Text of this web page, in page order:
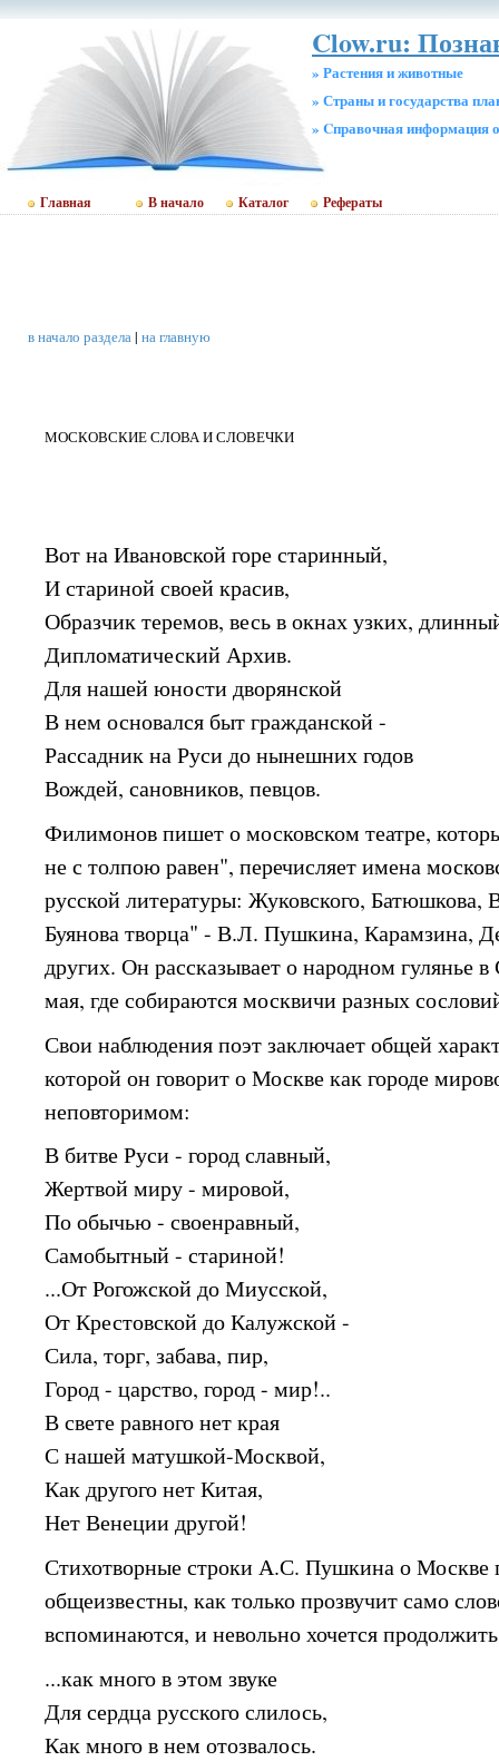
Clow.ru:
» Растения и животные
» Страны и государства
» Cправочная информация
Главная В начало Каталог Рефераты
в начало раздела| на главную
МОСКОВСКИЕ СЛОВА И СЛОВЕЧКИ
Вот на Ивановской горе старинный,
И стариной своей красив,
Образчик теремов, весь в окнах узких,
Дипломатический Архив.
Для нашей юности дворянской
В нем основался быт гражданской -
Рассадник на Руси до нынешних годов
Вождей, сановников, певцов.
Филимонов пишет о московском театре,
не с толпою равен", перечисляет имена
русской литературы: Жуковского, Батюшкова,
Буянова творца" - В.Л. Пушкина, Карамзина,
других. Он рассказывает о народном гулянье
мая, где собираются москвичи разных
Свои наблюдения поэт заключает общей
которой он говорит о Москве как городе
неповторимом:
В битве Руси - город славный,
Жертвой миру - мировой,
По обычью - своенравный,
Самобытный - стариной!
...От Рогожской до Миусской,
От Крестовской до Калужской -
Сила, торг, забава, пир,
Город - царство, город - мир!..
В свете равного нет края
С нашей матушкой-Москвой,
Как другого нет Китая,
Нет Венеции другой!
Стихотворные строки А.С. Пушкина о Москве
общеизвестны, как только прозвучит само
вспоминаются, и невольно хочется
...как много в этом звуке
Для сердца русского слилось,
Как много в нем отозвалось.